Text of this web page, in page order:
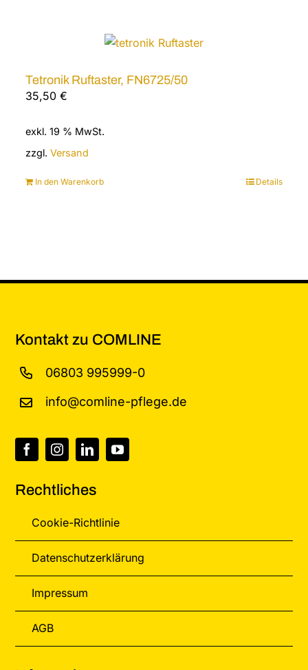
Tetronik Ruftaster, FN6725/50
35,50€
exkl. 19 % MwSt.
zzgl.Versand
In den Warenkorb Details
Kontakt zu COMLINE
06803 995999-0
info@comline-pflege.de
Rechtliches
Cookie-Richtlinie
Datenschutzerklärung
Impressum
AGB